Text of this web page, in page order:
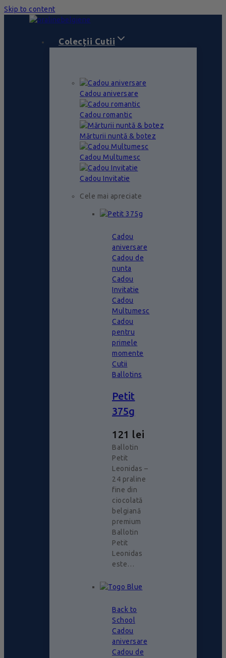
Skip to content
Colecții Cutii
Cadou aniversare
Cadou romantic
Mărturii nuntă & botez
Cadou Multumesc
Cadou Invitatie
Cele mai apreciate
Cadou
aniversare
Cadou de
nunta
Cadou
Invitatie
Cadou
Multumesc
Cadou
pentru
primele
momente
Cutii
Ballotins
Petit
375g
121 lei
Ballotin
Petit
Leonidas –
24 praline
fine din
ciocolată
belgiană
premium
Ballotin
Petit
Leonidas
este…
Back to
School
Cadou
aniversare
Cadou de